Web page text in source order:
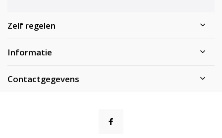
Zelf regelen
Informatie
Contactgegevens